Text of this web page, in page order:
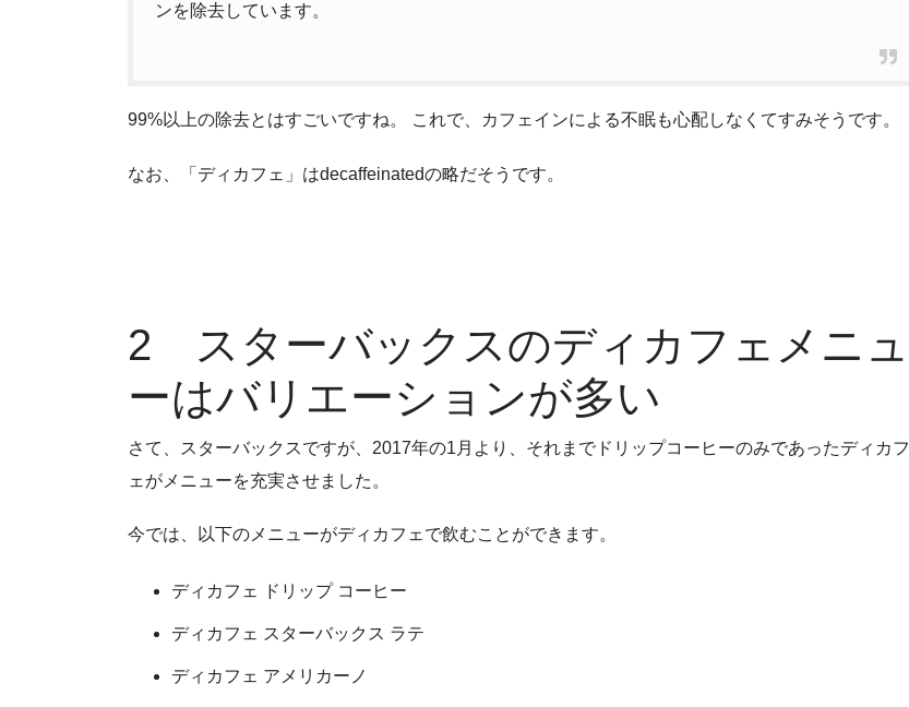
ンを除去しています。
99%以上の除去とはすごいですね。 これで、カフェインによる不眠も心配しなくてすみそうです。
なお、「ディカフェ」はdecaffeinatedの略だそうです。
2 スターバックスのディカフェメニュ
ーはバリエーションが多い
さて、スターバックスですが、2017年の1月より、それまでドリップコーヒーのみであったディカフ
ェがメニューを充実させました。
今では、以下のメニューがディカフェで飲むことができます。
ディカフェ ドリップ コーヒー
ディカフェ スターバックス ラテ
ディカフェ アメリカーノ